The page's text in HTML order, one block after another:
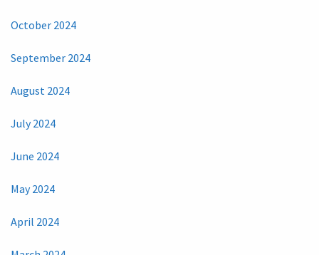
October 2024
September 2024
August 2024
July 2024
June 2024
May 2024
April 2024